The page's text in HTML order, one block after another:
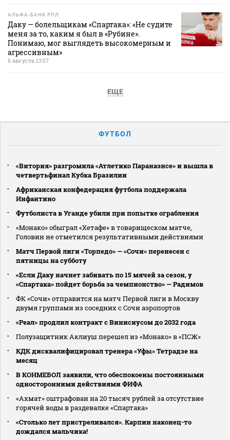
АЛЬФА-БАНК РПЛ
Даку — болельщикам «Спартака»: «Не судите
меня за то, каким я был в «Рубине».
Понимаю, мог выглядеть высокомерным и
агрессивным»
6 августа 13:57
ЕЩЕ
ФУТБОЛ
«Витория» разгромила «Атлетико Паранаэнсе» и вышла в
четвертьфинал Кубка Бразилии
Африканская конфедерация футбола поддержала
Инфантино
Футболиста в Уганде убили при попытке ограбления
«Монако» обыграл «Хетафе» в товарищеском матче,
Головин не отметился результативными действиями
Матч Первой лиги «Торпедо» — «Сочи» перенесен с
пятницы на субботу
«Если Даку начнет забивать по 15 мячей за сезон, у
«Спартака» пойдет борьба за чемпионство» — Радимов
ФК «Сочи» отправится на матч Первой лиги в Москву
двумя группами из соседних с Сочи аэропортов
«Реал» продлил контракт с Винисиусом до 2032 года
Полузащитник Аклиуш перешел из «Монако» в «ПСЖ»
КДК дисквалифицировал тренера «Уфы» Тетрадзе на
месяц
В КОНМЕБОЛ заявили, что обеспокоены постоянными
односторонними действиями ФИФА
«Ахмат» оштрафован на 20 тысяч рублей за отсутствие
горячей воды в раздевалке «Спартака»
«Столько лет пристреливался». Карпин наконец-то
дождался мальчика!